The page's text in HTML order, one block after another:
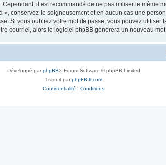
il est recommandé de ne pas utiliser le même
», conservez-le soigneusement et en aucun cas une
Si vous oubliez votre mot de passe, vous pouvez utiliser
courriel, alors le logiciel phpBB générera un nouveau
Développé parphpBB® Forum Software © phpBB Limited
Traduit parphpBB-fr.com
Confidentialité | Conditions